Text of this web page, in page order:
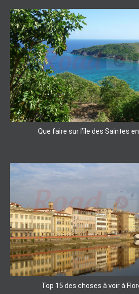
Que faire sur l’île des Saintes
Top 15 des choses à voir à